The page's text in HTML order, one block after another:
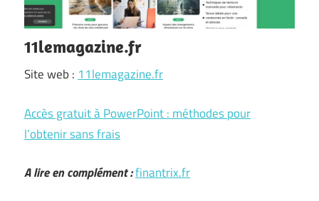
11lemagazine.fr
Site web : 11lemagazine.fr
Accès gratuit à PowerPoint : méthodes pour
l’obtenir sans frais
A lire en complément :finantrix.fr